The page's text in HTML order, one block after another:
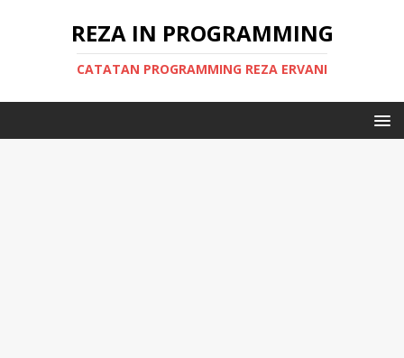
REZA IN PROGRAMMING
CATATAN PROGRAMMING REZA ERVANI